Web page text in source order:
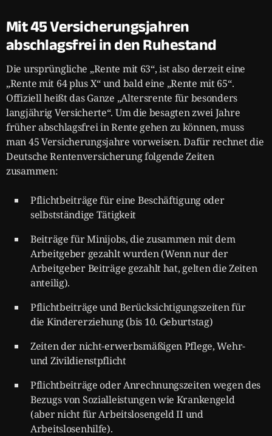
Mit 45 Versicherungsjahren
abschlagsfrei in den Ruhestand
Die ursprüngliche „Rente mit 63“, ist also derzeit eine
„Rente mit 64 plus X“ und bald eine „Rente mit 65“.
Offiziell heißt das Ganze „Altersrente für besonders
langjährig Versicherte“. Um die besagten zwei Jahre
früher abschlagsfrei in Rente gehen zu können, muss
man 45 Versicherungsjahre vorweisen. Dafür rechnet die
Deutsche Rentenversicherung folgende Zeiten
zusammen:
Pflichtbeiträge für eine Beschäftigung oder
selbstständige Tätigkeit
Beiträge für Minijobs, die zusammen mit dem
Arbeitgeber gezahlt wurden (Wenn nur der
Arbeitgeber Beiträge gezahlt hat, gelten die Zeiten
anteilig).
Pflichtbeiträge und Berücksichtigungszeiten für
die Kindererziehung (bis 10. Geburtstag)
Zeiten der nicht-erwerbsmäßigen Pflege, Wehr-
und Zivildienstpflicht
Pflichtbeiträge oder Anrechnungszeiten wegen des
Bezugs von Sozialleistungen wie Krankengeld
(aber nicht für Arbeitslosengeld II und
Arbeitslosenhilfe).